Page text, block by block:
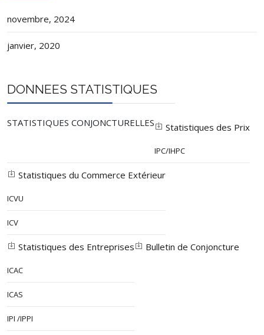
novembre, 2024
janvier, 2020
DONNEES STATISTIQUES
STATISTIQUES CONJONCTURELLES Statistiques des Prix
IPC/IHPC
Statistiques du Commerce Extérieur
ICVU
ICV
Statistiques des Entreprises
ICAC
ICAS
IPI /IPPI
Bulletin de Conjoncture